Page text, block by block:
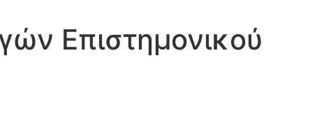
Επιστημονικού